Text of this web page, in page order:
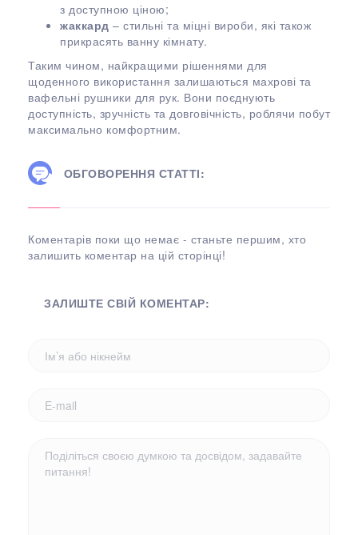
з доступною ціною;
жаккард – стильні та міцні вироби, які також
прикрасять ванну кімнату.
Таким чином, найкращими рішеннями для
щоденного використання залишаються махрові та
вафельні рушники для рук. Вони поєднують
доступність, зручність та довговічність, роблячи побут
максимально комфортним.
ОБГОВОРЕННЯ СТАТТІ:
Коментарів поки що немає - станьте першим, хто
залишить коментар на цій сторінці!
ЗАЛИШТЕ СВІЙ КОМЕНТАР: